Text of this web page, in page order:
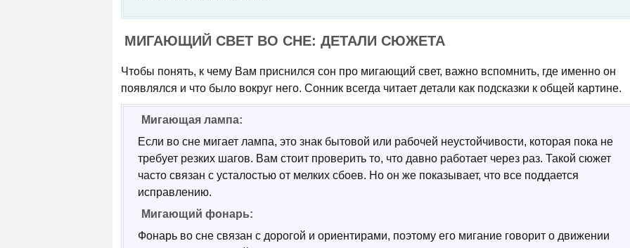
МИГАЮЩИЙ СВЕТ ВО СНЕ: ДЕТАЛИ СЮЖЕТА
Чтобы понять, к чему Вам приснился сон про мигающий свет, важно вспомнить, где именно он
появлялся и что было вокруг него. Сонник всегда читает детали как подсказки к общей картине.
Мигающая лампа:
Если во сне мигает лампа, это знак бытовой или рабочей неустойчивости, которая пока не
требует резких шагов. Вам стоит проверить то, что давно работает через раз. Такой сюжет
часто связан с усталостью от мелких сбоев. Но он же показывает, что все поддается
исправлению.
Мигающий фонарь:
Фонарь во сне связан с дорогой и ориентирами, поэтому его мигание говорит о движении